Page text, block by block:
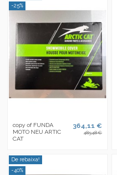
-25%
copy of FUNDA
MOTO NEU ARTIC
CAT
364,11 €
485,48 €
De rebaixa!
-40%